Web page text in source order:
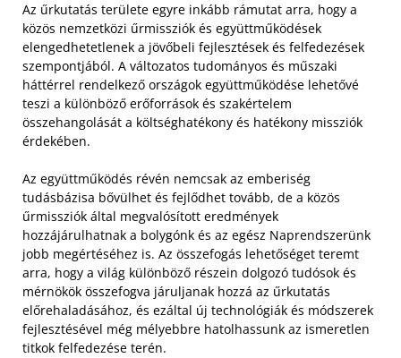
Az űrkutatás területe egyre inkább rámutat arra, hogy a
közös nemzetközi űrmissziók és együttműködések
elengedhetetlenek a jövőbeli fejlesztések és felfedezések
szempontjából. A változatos tudományos és műszaki
háttérrel rendelkező országok együttműködése lehetővé
teszi a különböző erőforrások és szakértelem
összehangolását a költséghatékony és hatékony missziók
érdekében.
Az együttműködés révén nemcsak az emberiség
tudásbázisa bővülhet és fejlődhet tovább, de a közös
űrmissziók által megvalósított eredmények
hozzájárulhatnak a bolygónk és az egész Naprendszerünk
jobb megértéséhez is. Az összefogás lehetőséget teremt
arra, hogy a világ különböző részein dolgozó tudósok és
mérnökök összefogva járuljanak hozzá az űrkutatás
előrehaladásához, és ezáltal új technológiák és módszerek
fejlesztésével még mélyebbre hatolhassunk az ismeretlen
titkok felfedezése terén.